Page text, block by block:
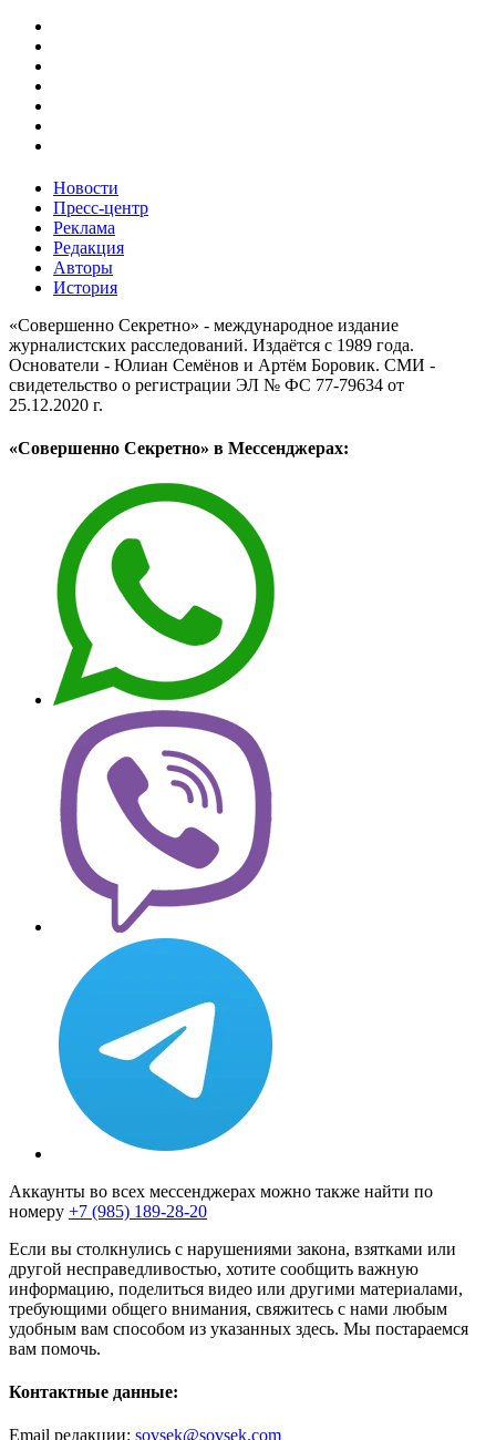
Новости
Пресс-центр
Реклама
Редакция
Авторы
История
«Совершенно Секретно» - международное издание
журналистских расследований. Издаётся с 1989 года.
Основатели - Юлиан Семёнов и Артём Боровик. CМИ -
свидетельство о регистрации ЭЛ № ФС 77-79634 от
25.12.2020 г.
«Совершенно Секретно» в Мессенджерах:
Аккаунты во всех мессенджерах можно также найти по
номеру +7 (985) 189-28-20
Если вы столкнулись с нарушениями закона, взятками или
другой несправедливостью, хотите сообщить важную
информацию, поделиться видео или другими материалами,
требующими общего внимания, свяжитесь с нами любым
удобным вам способом из указанных здесь. Мы постараемся
вам помочь.
Контактные данные:
Email редакции: sovsek@sovsek.com